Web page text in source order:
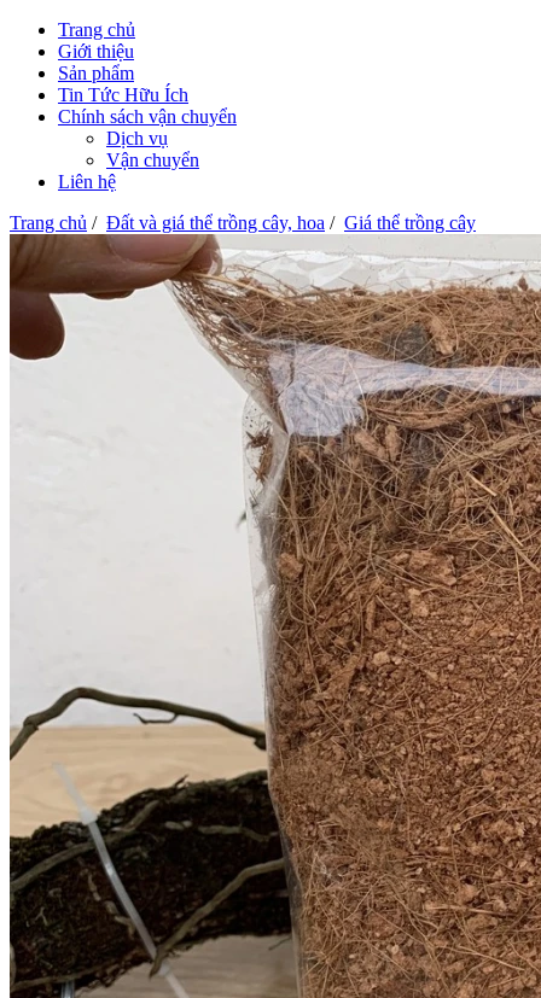
Trang chủ
Giới thiệu
Sản phẩm
Tin Tức Hữu Ích
Chính sách vận chuyển
Dịch vụ
Vận chuyển
Liên hệ
Trang chủ / Đất và giá thể trồng cây, hoa / Giá thể trồng cây